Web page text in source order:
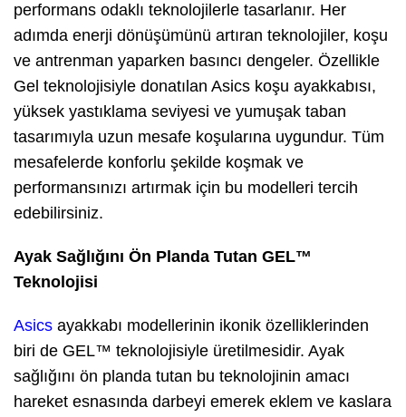
performans odaklı teknolojilerle tasarlanır. Her
adımda enerji dönüşümünü artıran teknolojiler, koşu
ve antrenman yaparken basıncı dengeler. Özellikle
Gel teknolojisiyle donatılan Asics koşu ayakkabısı,
yüksek yastıklama seviyesi ve yumuşak taban
tasarımıyla uzun mesafe koşularına uygundur. Tüm
mesafelerde konforlu şekilde koşmak ve
performansınızı artırmak için bu modelleri tercih
edebilirsiniz.
Ayak Sağlığını Ön Planda Tutan GEL™
Teknolojisi
Asics ayakkabı modellerinin ikonik özelliklerinden
biri de GEL™ teknolojisiyle üretilmesidir. Ayak
sağlığını ön planda tutan bu teknolojinin amacı
hareket esnasında darbeyi emerek eklem ve kaslara